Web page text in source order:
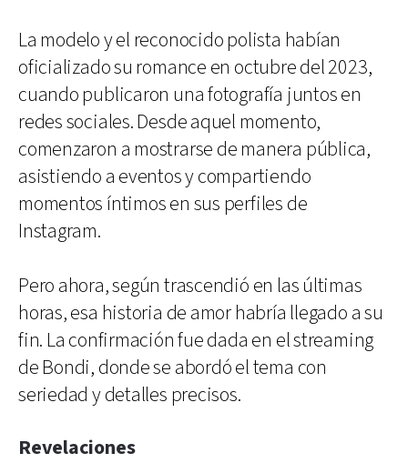
La modelo y el reconocido polista habían
oficializado su romance en octubre del 2023,
cuando publicaron una fotografía juntos en
redes sociales. Desde aquel momento,
comenzaron a mostrarse de manera pública,
asistiendo a eventos y compartiendo
momentos íntimos en sus perfiles de
Instagram.
Pero ahora, según trascendió en las últimas
horas, esa historia de amor habría llegado a su
fin. La confirmación fue dada en el streaming
de Bondi, donde se abordó el tema con
seriedad y detalles precisos.
Revelaciones